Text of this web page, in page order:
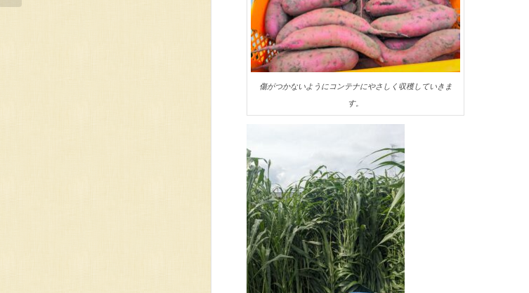
傷がつかないようにコンテナにやさしく収穫していきま
す。